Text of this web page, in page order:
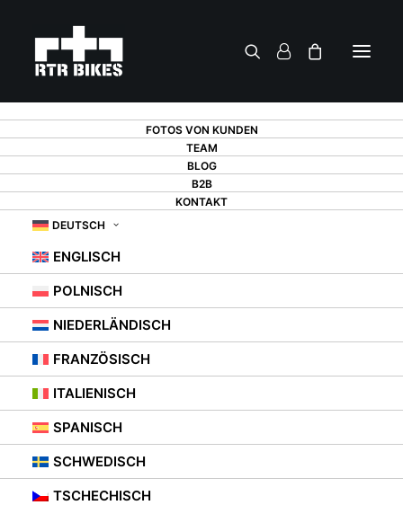
FOTOS VON KUNDEN
TEAM
BLOG
B2B
KONTAKT
DEUTSCH
ENGLISCH
POLNISCH
NIEDERLÄNDISCH
FRANZÖSISCH
ITALIENISCH
SPANISCH
SCHWEDISCH
TSCHECHISCH
PRODUKTE